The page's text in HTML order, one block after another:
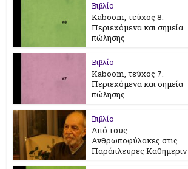
Βιβλίο
Kaboom, τεύχος 8:
Περιεχόμενα και σημεία
πώλησης
Βιβλίο
Kaboom, τεύχος 7.
Περιεχόμενα και σημεία
πώλησης
Βιβλίο
Από τους
Ανθρωποφύλακες στις
Παράπλευρες Καθημεριν